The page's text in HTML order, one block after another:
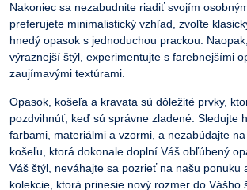
Nakoniec sa nezabudnite riadiť svojím
preferujete minimalistický vzhľad, zvoľte
hnedý opasok s jednoduchou prackou.
výraznejší štýl, experimentujte s farebnejšími
zaujímavými textúrami.
Opasok košeľa a kravata sú dôležité prvky,
pozdvihnúť, keď sú správne zladené. Sledujte
farbami, materiálmi a vzormi, a nezabúdajte
košeľu, ktorá dokonale doplní Váš obľúbený
Váš štýl, neváhajte sa pozrieť na našu ponuku
kolekcie, ktorá prinesie nový rozmer do Vášho